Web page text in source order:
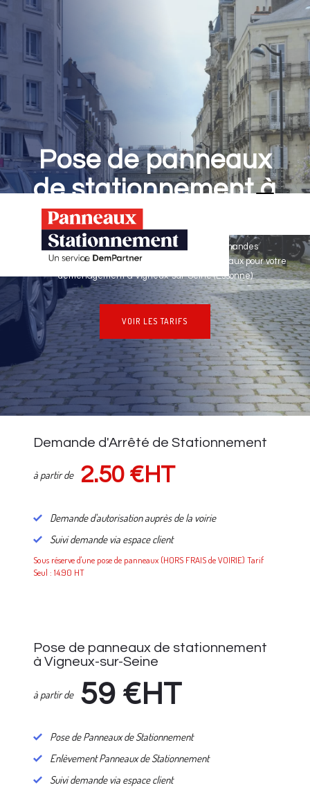
Pose de panneaux
de stationnement à
Vigneux-sur-Seine
Panneaux Stationnement effectue vos demandes
d'autorisations de stationnement & pose de panneaux pour votre
déménagement à Vigneux-sur-Seine (Essonne)
VOIR LES TARIFS
NOS TARIFS
Demande d'Arrêté de Stationnement
à partir de 2.50 €HT
Demande d'autorisation auprès de la voirie
Suivi demande via espace client
Sous réserve d'une pose de panneaux (HORS FRAIS de VOIRIE) Tarif
Seul : 14.90 HT
Pose de panneaux de stationnement
à Vigneux-sur-Seine
à partir de 59 €HT
Pose de Panneaux de Stationnement
Enlèvement Panneaux de Stationnement
Suivi demande via espace client